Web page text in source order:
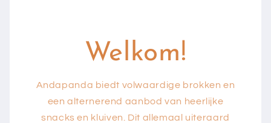
Welkom!
Andapanda biedt volwaardige brokken en
een alternerend aanbod van heerlijke
snacks en kluiven. Dit allemaal uiteraard